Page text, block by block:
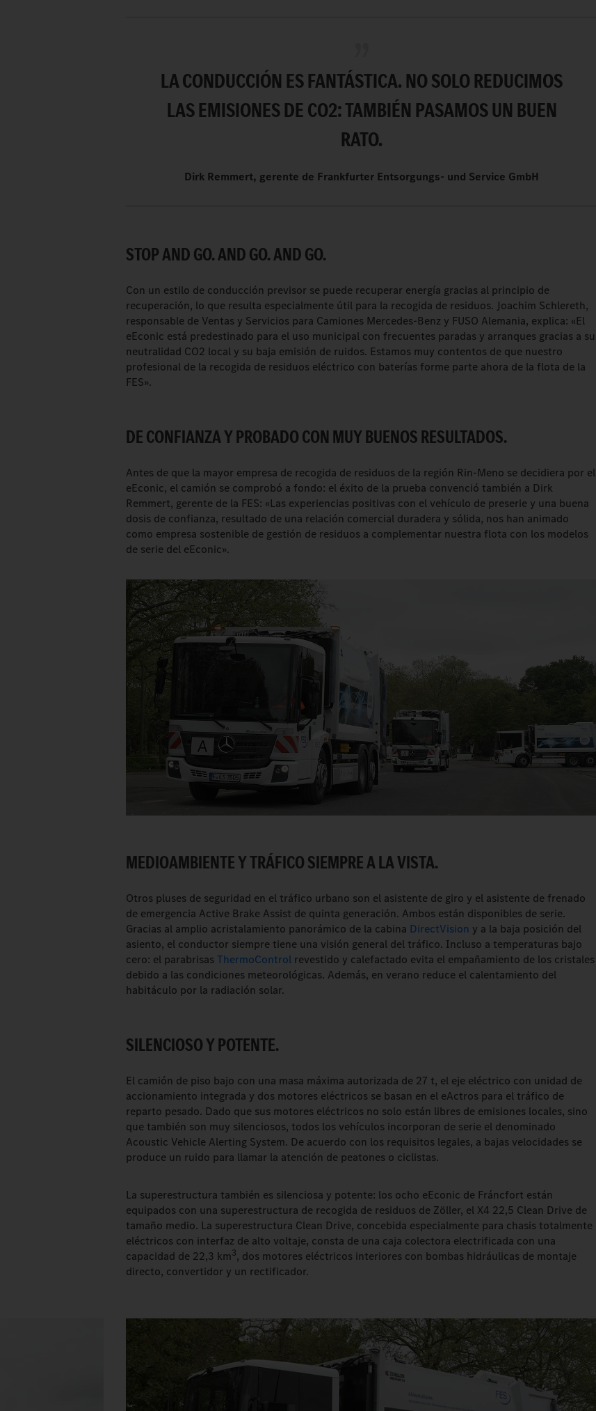
LA CONDUCCIÓN ES FANTÁSTICA. NO SOLO REDUCIMOS
LAS EMISIONES DE CO2: TAMBIÉN PASAMOS UN BUEN
RATO.
Dirk Remmert, gerente de Frankfurter Entsorgungs- und Service GmbH
STOP AND GO. AND GO. AND GO.
Con un estilo de conducción previsor se puede recuperar energía gracias al principio de
recuperación, lo que resulta especialmente útil para la recogida de residuos. Joachim Schlereth,
responsable de Ventas y Servicios para Camiones Mercedes-Benz y FUSO Alemania, explica: «El
eEconic está predestinado para el uso municipal con frecuentes paradas y arranques gracias a su
neutralidad CO2 local y su baja emisión de ruidos. Estamos muy contentos de que nuestro
profesional de la recogida de residuos eléctrico con baterías forme parte ahora de la flota de la
FES».
DE CONFIANZA Y PROBADO CON MUY BUENOS RESULTADOS.
Antes de que la mayor empresa de recogida de residuos de la región Rin-Meno se decidiera por el
eEconic, el camión se comprobó a fondo: el éxito de la prueba convenció también a Dirk
Remmert, gerente de la FES: «Las experiencias positivas con el vehículo de preserie y una buena
dosis de confianza, resultado de una relación comercial duradera y sólida, nos han animado
como empresa sostenible de gestión de residuos a complementar nuestra flota con los modelos
de serie del eEconic».
MEDIOAMBIENTE Y TRÁFICO SIEMPRE A LA VISTA.
Otros pluses de seguridad en el tráfico urbano son el asistente de giro y el asistente de frenado
de emergencia Active Brake Assist de quinta generación. Ambos están disponibles de serie.
Gracias al amplio acristalamiento panorámico de la cabina DirectVision y a la baja posición del
asiento, el conductor siempre tiene una visión general del tráfico. Incluso a temperaturas bajo
cero: el parabrisas ThermoControl revestido y calefactado evita el empañamiento de los cristales
debido a las condiciones meteorológicas. Además, en verano reduce el calentamiento del
habitáculo por la radiación solar.
SILENCIOSO Y POTENTE.
El camión de piso bajo con una masa máxima autorizada de 27 t, el eje eléctrico con unidad de
accionamiento integrada y dos motores eléctricos se basan en el eActros para el tráfico de
reparto pesado. Dado que sus motores eléctricos no solo están libres de emisiones locales, sino
que también son muy silenciosos, todos los vehículos incorporan de serie el denominado
Acoustic Vehicle Alerting System. De acuerdo con los requisitos legales, a bajas velocidades se
produce un ruido para llamar la atención de peatones o ciclistas.
La superestructura también es silenciosa y potente: los ocho eEconic de Fráncfort están
equipados con una superestructura de recogida de residuos de Zöller, el X4 22,5 Clean Drive de
tamaño medio. La superestructura Clean Drive, concebida especialmente para chasis totalmente
eléctricos con interfaz de alto voltaje, consta de una caja colectora electrificada con una
capacidad de 22,3 km3, dos motores eléctricos interiores con bombas hidráulicas de montaje
directo, convertidor y un rectificador.